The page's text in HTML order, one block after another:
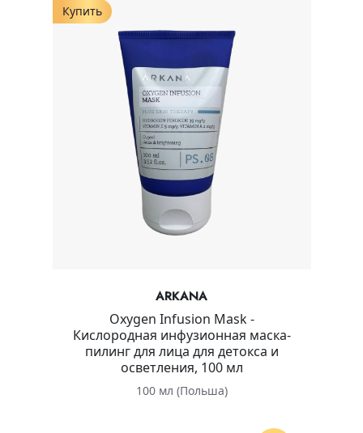
Купить
ARKANA
Oxygen Infusion Mask -
Кислородная инфузионная маска-
пилинг для лица для детокса и
осветления, 100 мл
100 мл (Польша)